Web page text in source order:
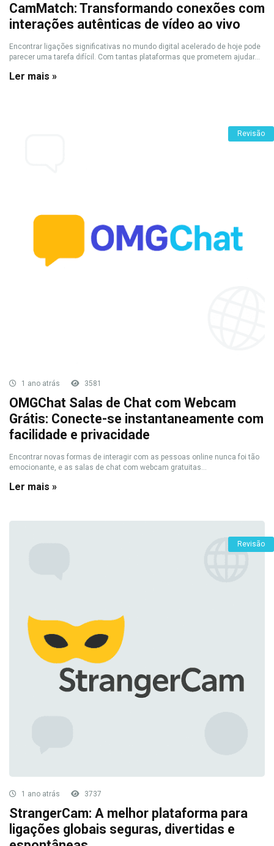
CamMatch: Transformando conexões com
interações autênticas de vídeo ao vivo
Encontrar ligações significativas no mundo digital acelerado de hoje pode
parecer uma tarefa difícil. Com tantas plataformas que prometem ajudar...
Ler mais »
Revisão
1 ano atrás 3581
OMGChat Salas de Chat com Webcam
Grátis: Conecte-se instantaneamente com
facilidade e privacidade
Encontrar novas formas de interagir com as pessoas online nunca foi tão
emocionante, e as salas de chat com webcam gratuitas...
Ler mais »
Revisão
1 ano atrás 3737
StrangerCam: A melhor plataforma para
ligações globais seguras, divertidas e